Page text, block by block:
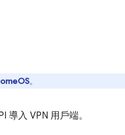
。
導入 VPN 用戶端。